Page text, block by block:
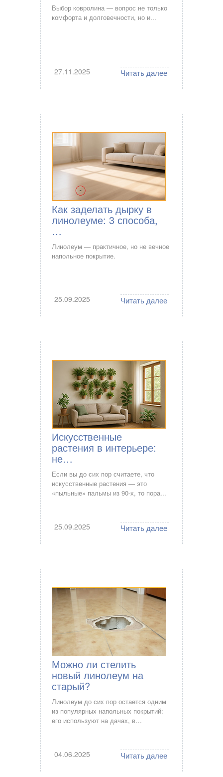
Выбор ковролина — вопрос не только
комфорта и долговечности, но и...
27.11.2025 Читать далее
Как заделать дырку в
линолеуме: 3 способа,
…
Линолеум — практичное, но не вечное
напольное покрытие.
25.09.2025 Читать далее
Искусственные
растения в интерьере:
не…
Если вы до сих пор считаете, что
искусственные растения — это
«пыльные» пальмы из 90-х, то пора...
25.09.2025 Читать далее
Можно ли стелить
новый линолеум на
старый?
Линолеум до сих пор остается одним
из популярных напольных покрытий:
его используют на дачах, в…
04.06.2025 Читать далее